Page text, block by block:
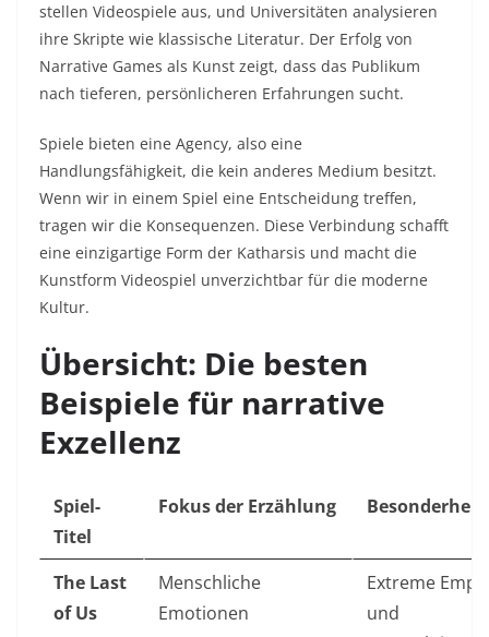
stellen Videospiele aus, und Universitäten analysieren
ihre Skripte wie klassische Literatur. Der Erfolg von
Narrative Games als Kunst zeigt, dass das Publikum
nach tieferen, persönlicheren Erfahrungen sucht.
Spiele bieten eine Agency, also eine
Handlungsfähigkeit, die kein anderes Medium besitzt.
Wenn wir in einem Spiel eine Entscheidung treffen,
tragen wir die Konsequenzen. Diese Verbindung schafft
eine einzigartige Form der Katharsis und macht die
Kunstform Videospiel unverzichtbar für die moderne
Kultur.
Übersicht: Die besten
Beispiele für narrative
Exzellenz
Spiel-
Titel
Fokus der Erzählung Besonderheit
The Last
of Us
Menschliche
Emotionen
Extreme
und